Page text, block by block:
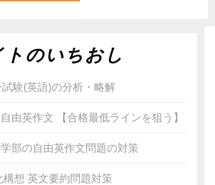
トのいちおし
験(英語)の分析・略解
由英作文 【合格最低ラインを狙う】
部の自由英作文問題の対策
想 英文要約問題対策